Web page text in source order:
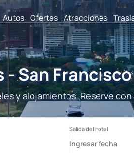
Autos Ofertas Atracciones
- San
y alojamientos. Reserve